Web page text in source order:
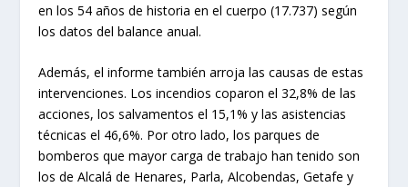
en los 54 años de historia en el cuerpo (17.737) según
los datos del balance anual.
Además, el informe también arroja las causas de estas
intervenciones. Los incendios coparon el 32,8% de las
acciones, los salvamentos el 15,1% y las asistencias
técnicas el 46,6%. Por otro lado, los parques de
bomberos que mayor carga de trabajo han tenido son
los de Alcalá de Henares, Parla, Alcobendas, Getafe y